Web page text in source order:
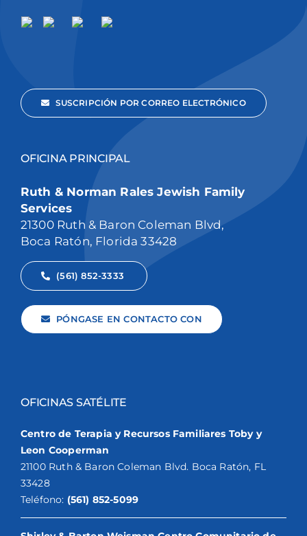
SUSCRIPCIÓN POR CORREO ELECTRÓNICO
OFICINA PRINCIPAL
Ruth & Norman Rales Jewish Family
Services
21300 Ruth & Baron Coleman Blvd,
Boca Ratón, Florida 33428
(561) 852-3333
PÓNGASE EN CONTACTO CON
OFICINAS SATÉLITE
Centro de Terapia y Recursos Familiares Toby y
Leon Cooperman
21100 Ruth & Baron Coleman Blvd. Boca Ratón, FL
33428
Teléfono: (561) 852-5099